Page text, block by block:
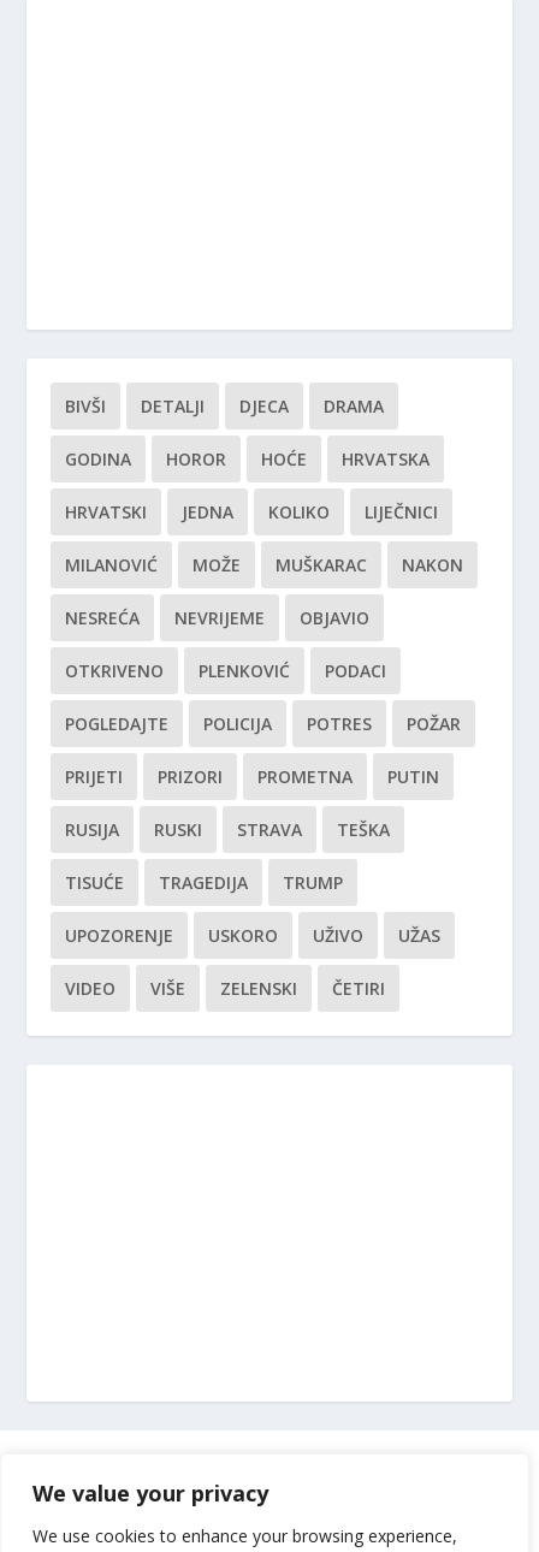
We value your privacy
We use cookies to enhance your browsing experience,
BIVŠI DETALJI DJECA DRAMA
GODINA HOROR HOĆE HRVATSKA
HRVATSKI JEDNA KOLIKO LIJEČNICI
MILANOVIĆ MOŽE MUŠKARAC NAKON
NESREĆA NEVRIJEME OBJAVIO
OTKRIVENO PLENKOVIĆ PODACI
POGLEDAJTE POLICIJA POTRES POŽAR
PRIJETI PRIZORI PROMETNA PUTIN
RUSIJA RUSKI STRAVA TEŠKA
TISUĆE TRAGEDIJA TRUMP
UPOZORENJE USKORO UŽIVO UŽAS
VIDEO VIŠE ZELENSKI ČETIRI
Impressum